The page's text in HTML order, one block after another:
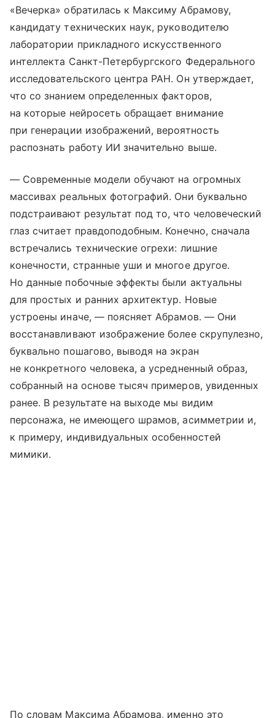
«Вечерка» обратилась к Максиму Абрамову,
кандидату технических наук, руководителю
лаборатории прикладного искусственного
интеллекта Санкт-Петербургского Федерального
исследовательского центра РАН. Он утверждает,
что со знанием определенных факторов,
на которые нейросеть обращает внимание
при генерации изображений, вероятность
распознать работу ИИ значительно выше.
— Современные модели обучают на огромных
массивах реальных фотографий. Они буквально
подстраивают результат под то, что человеческий
глаз считает правдоподобным. Конечно, сначала
встречались технические огрехи: лишние
конечности, странные уши и многое другое.
Но данные побочные эффекты были актуальны
для простых и ранних архитектур. Новые
устроены иначе, — поясняет Абрамов. — Они
восстанавливают изображение более скрупулезно,
буквально пошагово, выводя на экран
не конкретного человека, а усредненный образ,
собранный на основе тысяч примеров, увиденных
ранее. В результате на выходе мы видим
персонажа, не имеющего шрамов, асимметрии и,
к примеру, индивидуальных особенностей
мимики.
По словам Максима Абрамова, именно это